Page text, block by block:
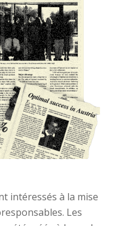
intéressés à la mise
. Les